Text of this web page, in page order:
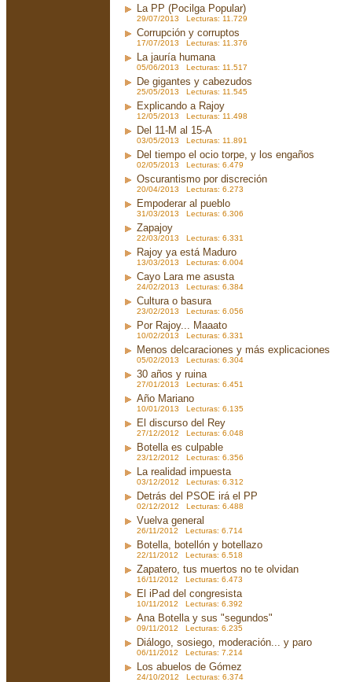
La PP (Pocilga Popular)
29/07/2013 Lecturas: 11.729
Corrupción y corruptos
17/07/2013 Lecturas: 11.376
La jauría humana
05/06/2013 Lecturas: 11.517
De gigantes y cabezudos
25/05/2013 Lecturas: 11.545
Explicando a Rajoy
12/05/2013 Lecturas: 11.498
Del 11-M al 15-A
03/05/2013 Lecturas: 11.891
Del tiempo el ocio torpe, y los engaños
02/05/2013 Lecturas: 6.479
Oscurantismo por discreción
20/04/2013 Lecturas: 6.273
Empoderar al pueblo
31/03/2013 Lecturas: 6.306
Zapajoy
22/03/2013 Lecturas: 6.331
Rajoy ya está Maduro
13/03/2013 Lecturas: 6.004
Cayo Lara me asusta
24/02/2013 Lecturas: 6.384
Cultura o basura
23/02/2013 Lecturas: 6.056
Por Rajoy... Maaato
10/02/2013 Lecturas: 6.331
Menos delcaraciones y más explicaciones
05/02/2013 Lecturas: 6.304
30 años y ruina
27/01/2013 Lecturas: 6.451
Año Mariano
10/01/2013 Lecturas: 6.135
El discurso del Rey
27/12/2012 Lecturas: 6.048
Botella es culpable
23/12/2012 Lecturas: 6.356
La realidad impuesta
03/12/2012 Lecturas: 6.312
Detrás del PSOE irá el PP
02/12/2012 Lecturas: 6.488
Vuelva general
26/11/2012 Lecturas: 6.714
Botella, botellón y botellazo
22/11/2012 Lecturas: 6.518
Zapatero, tus muertos no te olvidan
16/11/2012 Lecturas: 6.473
El iPad del congresista
10/11/2012 Lecturas: 6.392
Ana Botella y sus "segundos"
09/11/2012 Lecturas: 6.235
Diálogo, sosiego, moderación... y paro
06/11/2012 Lecturas: 7.214
Los abuelos de Gómez
24/10/2012 Lecturas: 6.374